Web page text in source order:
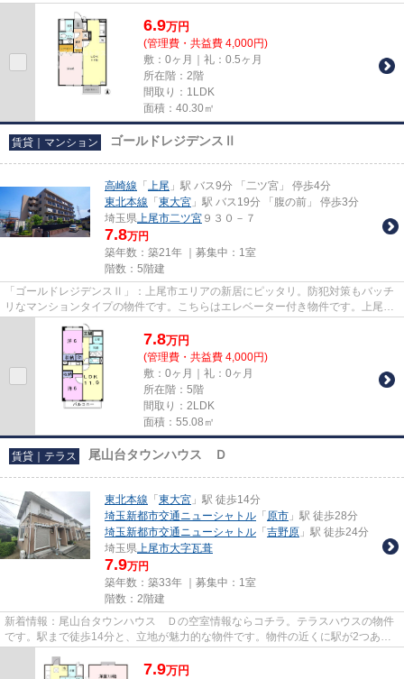
6.9万円
(管理費・共益費 4,000円)
敷：0ヶ月｜礼：0.5ヶ月
所在階：2階
間取り：1LDK
面積：40.30㎡
賃貸｜マンション ゴールドレジデンスⅡ
高崎線 「 上尾 」駅 バス9分 「二ツ宮」 停歩4分
東北本線 「 東大宮 」駅 バス19分 「腹の前」 停歩3分
埼玉県上尾市二ツ宮 ９３０－７
7.8万円
築年数：築21年 ｜募集中： 1室
階数：5階建
「ゴールドレジデンスⅡ」：上尾市エリアの新居にピッタリ。防犯対策もバッチ
リなマンションタイプの物件です。こちらはエレベーター付き物件です。上尾市
や上尾付近で、お客様のこだわ...
7.8万円
(管理費・共益費 4,000円)
敷：0ヶ月｜礼：0ヶ月
所在階：5階
間取り：2LDK
面積：55.08㎡
賃貸｜テラス 尾山台タウンハウス Ｄ
東北本線 「 東大宮 」駅 徒歩14分
埼玉新都市交通ニューシャトル 「 原市 」駅 徒歩28分
埼玉新都市交通ニューシャトル 「 吉野原 」駅 徒歩24分
埼玉県上尾市大字瓦葺
7.9万円
築年数：築33年 ｜募集中： 1室
階数：2階建
新着情報：尾山台タウンハウス Ｄの空室情報ならコチラ。テラスハウスの物件
です。駅まで徒歩14分と、立地が魅力的な物件です。物件の近くに駅が2つある
7.9万円